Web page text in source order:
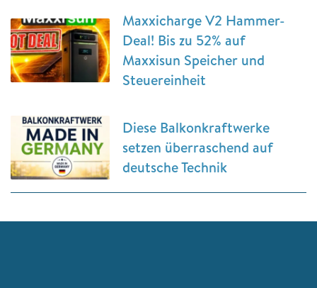
Maxxicharge V2 Hammer-
Deal! Bis zu 52% auf
Maxxisun Speicher und
Steuereinheit
Diese Balkonkraftwerke
setzen überraschend auf
deutsche Technik